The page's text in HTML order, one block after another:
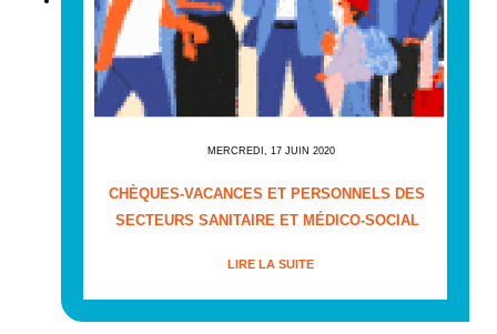
MERCREDI, 17 JUIN 2020
CHÈQUES-VACANCES ET PERSONNELS DES
SECTEURS SANITAIRE ET MÉDICO-SOCIAL
LIRE LA SUITE